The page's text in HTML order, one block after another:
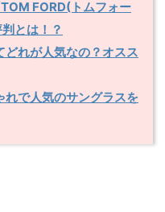
FORD(トムフォー
とは！？
どれが人気なの？オスス
れで人気のサングラスを